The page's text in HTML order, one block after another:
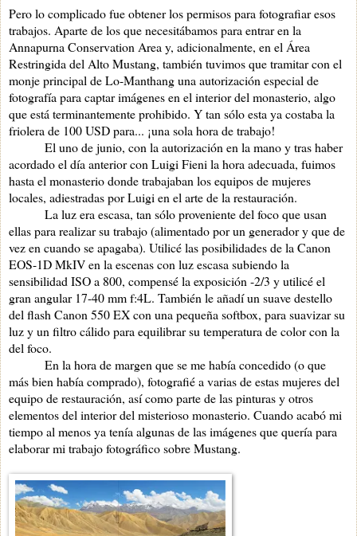
Pero lo complicado fue obtener los permisos para fotografiar esos
trabajos. Aparte de los que necesitábamos para entrar en la
Annapurna Conservation Area y, adicionalmente, en el Área
Restringida del Alto Mustang, también tuvimos que tramitar con el
monje principal de Lo-Manthang una autorización especial de
fotografía para captar imágenes en el interior del monasterio, algo
que está terminantemente prohibido. Y tan sólo esta ya costaba la
friolera de 100 USD para... ¡una sola hora de trabajo!
El uno de junio, con la autorización en la mano y tras haber
acordado el día anterior con Luigi Fieni la hora adecuada, fuimos
hasta el monasterio donde trabajaban los equipos de mujeres
locales, adiestradas por Luigi en el arte de la restauración.
La luz era escasa, tan sólo proveniente del foco que usan
ellas para realizar su trabajo (alimentado por un generador y que de
vez en cuando se apagaba). Utilicé las posibilidades de la Canon
EOS-1D MkIV en la escenas con luz escasa subiendo la
sensibilidad ISO a 800, compensé la exposición -2/3 y utilicé el
gran angular 17-40 mm f:4L. También le añadí un suave destello
del flash Canon 550 EX con una pequeña softbox, para suavizar su
luz y un filtro cálido para equilibrar su temperatura de color con la
del foco.
En la hora de margen que se me había concedido (o que
más bien había comprado), fotografié a varias de estas mujeres del
equipo de restauración, así como parte de las pinturas y otros
elementos del interior del misterioso monasterio. Cuando acabó mi
tiempo al menos ya tenía algunas de las imágenes que quería para
elaborar mi trabajo fotográfico sobre Mustang.